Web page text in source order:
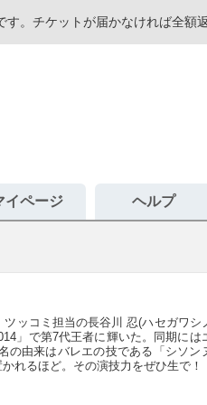
。チケットが届かなければ全額
イページ ヘルプ
ッコミ担当の長谷川 忍(ハセガワシ
」で第7代王者に輝いた。同期には
由来はバレエの技である「シソン
れるほど。その演技力をぜひ生で！